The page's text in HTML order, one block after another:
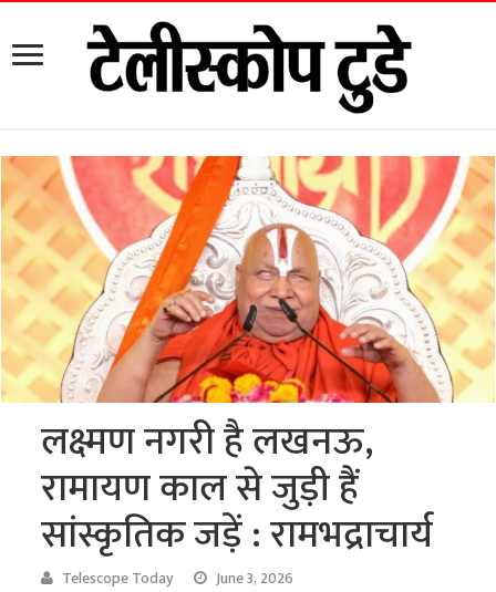
लक्ष्मण नगरी है लखनऊ,
रामायण काल से जुड़ी हैं
सांस्कृतिक जड़ें : रामभद्राचार्य
Telescope Today June 3, 2026